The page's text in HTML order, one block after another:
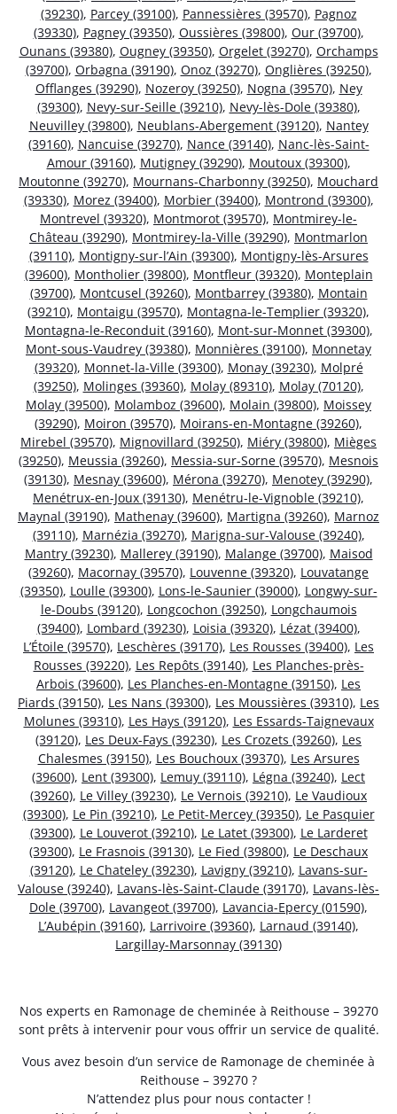
(39230), Parcey (39100), Pannessières (39570), Pagnoz
(39330), Pagney (39350), Oussières (39800), Our (39700),
Ounans (39380), Ougney (39350), Orgelet (39270), Orchamps
(39700), Orbagna (39190), Onoz (39270), Onglières (39250),
Offlanges (39290), Nozeroy (39250), Nogna (39570), Ney
(39300), Nevy-sur-Seille (39210), Nevy-lès-Dole (39380),
Neuvilley (39800), Neublans-Abergement (39120), Nantey
(39160), Nancuise (39270), Nance (39140), Nanc-lès-Saint-
Amour (39160), Mutigney (39290), Moutoux (39300),
Moutonne (39270), Mournans-Charbonny (39250), Mouchard
(39330), Morez (39400), Morbier (39400), Montrond (39300),
Montrevel (39320), Montmorot (39570), Montmirey-le-
Château (39290), Montmirey-la-Ville (39290), Montmarlon
(39110), Montigny-sur-l’Ain (39300), Montigny-lès-Arsures
(39600), Montholier (39800), Montfleur (39320), Monteplain
(39700), Montcusel (39260), Montbarrey (39380), Montain
(39210), Montaigu (39570), Montagna-le-Templier (39320),
Montagna-le-Reconduit (39160), Mont-sur-Monnet (39300),
Mont-sous-Vaudrey (39380), Monnières (39100), Monnetay
(39320), Monnet-la-Ville (39300), Monay (39230), Molpré
(39250), Molinges (39360), Molay (89310), Molay (70120),
Molay (39500), Molamboz (39600), Molain (39800), Moissey
(39290), Moiron (39570), Moirans-en-Montagne (39260),
Mirebel (39570), Mignovillard (39250), Miéry (39800), Mièges
(39250), Meussia (39260), Messia-sur-Sorne (39570), Mesnois
(39130), Mesnay (39600), Mérona (39270), Menotey (39290),
Menétrux-en-Joux (39130), Menétru-le-Vignoble (39210),
Maynal (39190), Mathenay (39600), Martigna (39260), Marnoz
(39110), Marnézia (39270), Marigna-sur-Valouse (39240),
Mantry (39230), Mallerey (39190), Malange (39700), Maisod
(39260), Macornay (39570), Louvenne (39320), Louvatange
(39350), Loulle (39300), Lons-le-Saunier (39000), Longwy-sur-
le-Doubs (39120), Longcochon (39250), Longchaumois
(39400), Lombard (39230), Loisia (39320), Lézat (39400),
L’Étoile (39570), Leschères (39170), Les Rousses (39400), Les
Rousses (39220), Les Repôts (39140), Les Planches-près-
Arbois (39600), Les Planches-en-Montagne (39150), Les
Piards (39150), Les Nans (39300), Les Moussières (39310), Les
Molunes (39310), Les Hays (39120), Les Essards-Taignevaux
(39120), Les Deux-Fays (39230), Les Crozets (39260), Les
Chalesmes (39150), Les Bouchoux (39370), Les Arsures
(39600), Lent (39300), Lemuy (39110), Légna (39240), Lect
(39260), Le Villey (39230), Le Vernois (39210), Le Vaudioux
(39300), Le Pin (39210), Le Petit-Mercey (39350), Le Pasquier
(39300), Le Louverot (39210), Le Latet (39300), Le Larderet
(39300), Le Frasnois (39130), Le Fied (39800), Le Deschaux
(39120), Le Chateley (39230), Lavigny (39210), Lavans-sur-
Valouse (39240), Lavans-lès-Saint-Claude (39170), Lavans-lès-
Dole (39700), Lavangeot (39700), Lavancia-Epercy (01590),
L’Aubépin (39160), Larrivoire (39360), Larnaud (39140),
Largillay-Marsonnay (39130)
Nos experts en Ramonage de cheminée à Reithouse – 39270
sont prêts à intervenir pour vous offrir un service de qualité.
Vous avez besoin d’un service de Ramonage de cheminée à
Reithouse – 39270 ?
N’attendez plus pour nous contacter !